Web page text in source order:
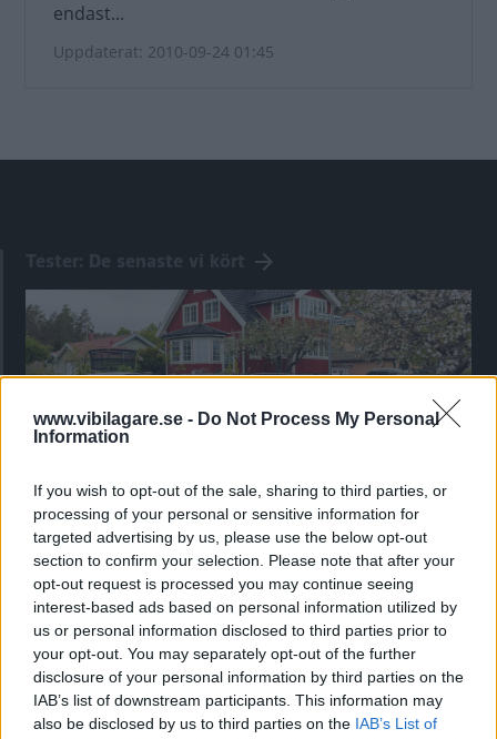
www.vibilagare.se - Do Not Process My Personal
Information
If you wish to opt-out of the sale, sharing to third parties, or
processing of your personal or sensitive information for
targeted advertising by us, please use the below opt-out
section to confirm your selection. Please note that after your
opt-out request is processed you may continue seeing
interest-based ads based on personal information utilized by
us or personal information disclosed to third parties prior to
your opt-out. You may separately opt-out of the further
disclosure of your personal information by third parties on the
IAB’s list of downstream participants. This information may
also be disclosed by us to third parties on the IAB’s List of
endast...
Uppdaterat: 2010-09-24 01:45
Kia utmanar i kombiklassen – blir omkörd
av ”gamlingen”
Nykomlingen fälls av en besvärande nackdel.